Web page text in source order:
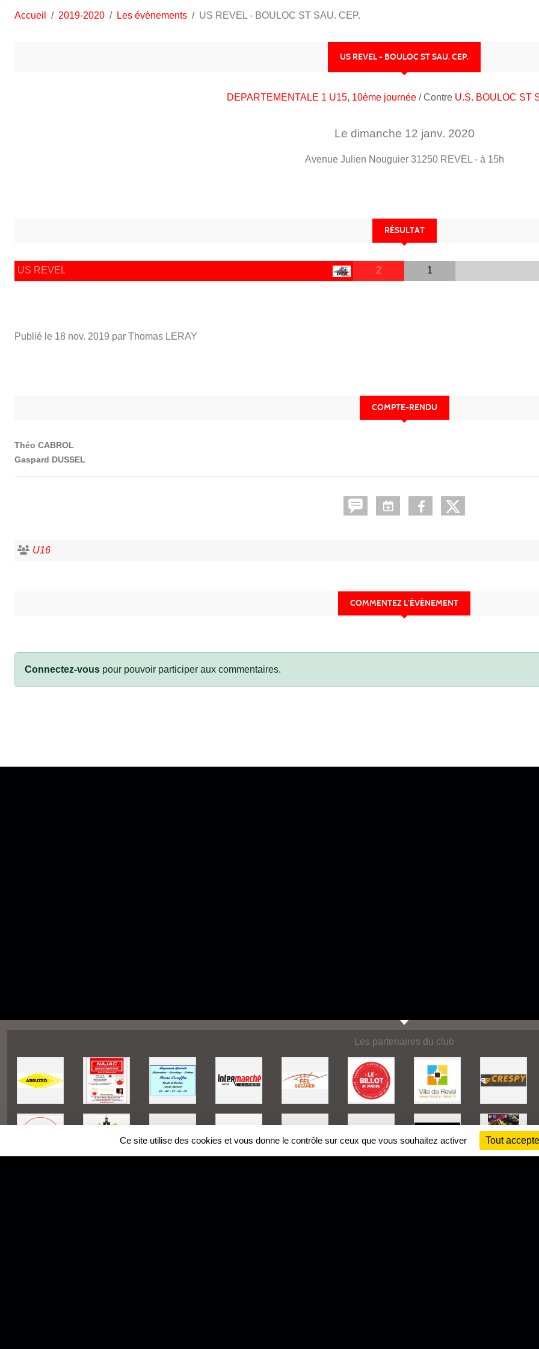
Accueil 2019-2020 Les évènements US REVEL - BOULOC ST SAU. CEP.
US REVEL - BOULOC ST SAU. CEP.
DEPARTEMENTALE 1 U15, 10ème journée / Contre U.S. BOULOC ST
Le dimanche 12 janv. 2020
Avenue Julien Nouguier 31250 REVEL - à 15h
RÉSULTAT
US REVEL 2 1
Publié le 18 nov. 2019 par Thomas LERAY
COMPTE-RENDU
Théo CABROL
Gaspard DUSSEL
U16
COMMENTEZ L’ÉVÈNEMENT
Connectez-vous pour pouvoir participer aux commentaires.
Les partenaires du club
Ce site utilise des cookies et vous donne le contrôle sur ceux que vous souhaitez activer Tout